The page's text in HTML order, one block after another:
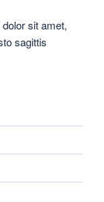
sit amet,
sagittis